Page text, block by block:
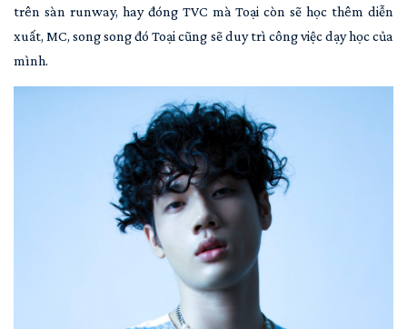
trên sàn runway, hay đóng TVC mà Toại còn sẽ học thêm diễn
xuất, MC, song song đó Toại cũng sẽ duy trì công việc dạy học của
mình.